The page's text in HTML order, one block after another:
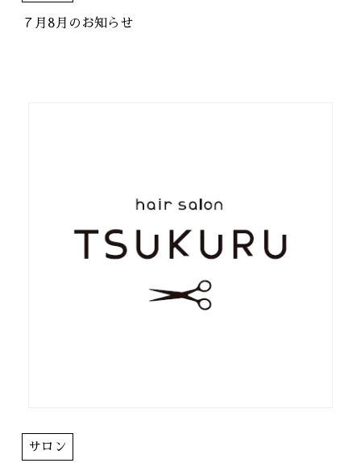
７月8月のお知らせ
サロン